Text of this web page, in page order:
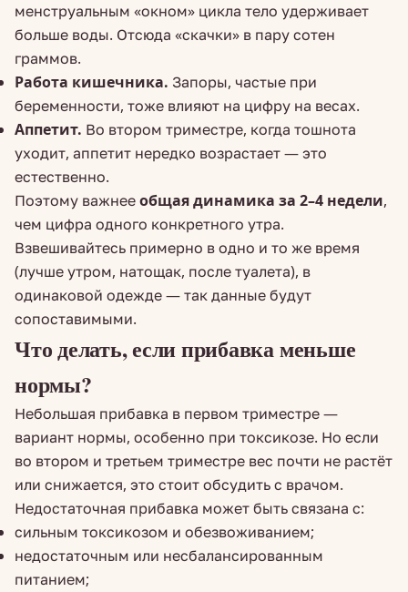
менструальным «окном» цикла тело удерживает
больше воды. Отсюда «скачки» в пару сотен
граммов.
Работа кишечника. Запоры, частые при
беременности, тоже влияют на цифру на весах.
Аппетит. Во втором триместре, когда тошнота
уходит, аппетит нередко возрастает — это
естественно.
Поэтому важнееобщая динамика за 2–4 недели,
чем цифра одного конкретного утра.
Взвешивайтесь примерно в одно и то же время
(лучше утром, натощак, после туалета), в
одинаковой одежде — так данные будут
сопоставимыми.
Что делать, если прибавка меньше
нормы?
Небольшая прибавка в первом триместре —
вариант нормы, особенно при токсикозе. Но если
во втором и третьем триместре вес почти не растёт
или снижается, это стоит обсудить с врачом.
Недостаточная прибавка может быть связана с:
сильным токсикозом и обезвоживанием;
недостаточным или несбалансированным
питанием;